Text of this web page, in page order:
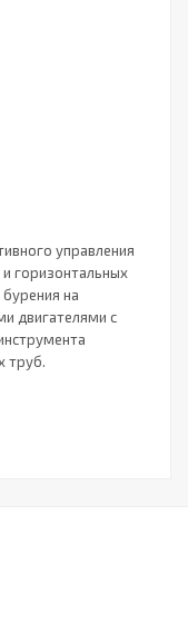
управления
горизонтальных
на
двигателями с
труб.